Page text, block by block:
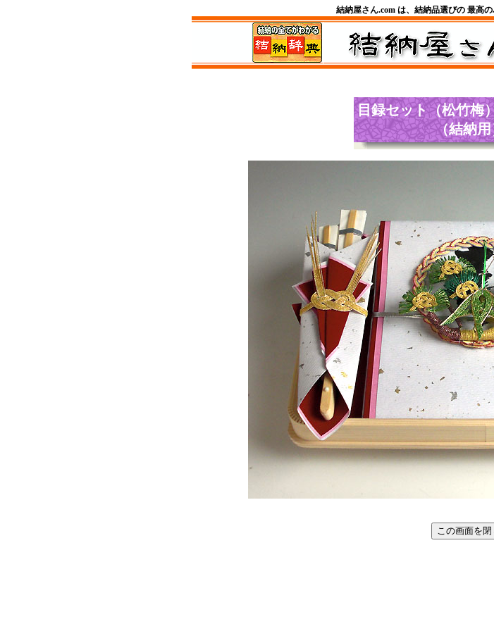
結納屋さん.com は、結納品選びの 最高
目録セット（松竹梅
（結納用